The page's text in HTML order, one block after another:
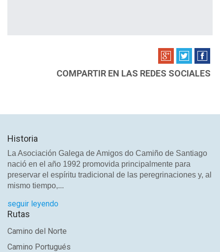
COMPARTIR EN LAS REDES SOCIALES
Historia
La Asociación Galega de Amigos do Camiño de Santiago
nació en el año 1992 promovida principalmente para
preservar el espíritu tradicional de las peregrinaciones y, al
mismo tiempo,...
seguir leyendo
Rutas
Camino del Norte
Camino Portugués